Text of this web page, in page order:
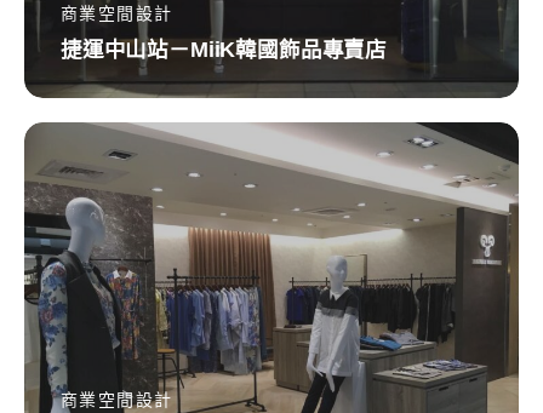
飾
品
專
店
商業空間設計
捷運中山站－MiiK韓國飾品專賣店
中
友
百
貨
－
MAGIQUE
WARDROBE
服
商業空間設計